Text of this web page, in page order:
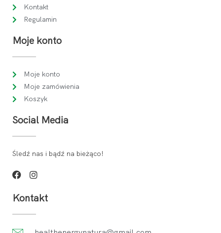
Kontakt
Regulamin
Moje konto
Moje konto
Moje zamówienia
Koszyk
Social Media
Śledź nas i bądź na bieżąco!
Kontakt